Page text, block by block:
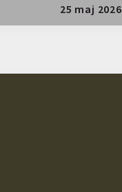
25 maj 2026